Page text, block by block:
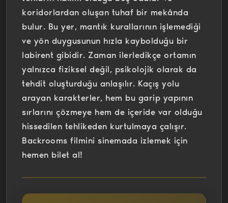
koridorlardan oluşan tuhaf bir mekânda
bulur. Bu yer, mantık kurallarının işlemediği
ve yön duygusunun hızla kaybolduğu bir
labirent gibidir. Zaman ilerledikçe ortamın
yalnızca fiziksel değil, psikolojik olarak da
tehdit oluşturduğu anlaşılır. Kaçış yolu
arayan karakterler, hem bu garip yapının
sırlarını çözmeye hem de içeride var olduğu
hissedilen tehlikeden kurtulmaya çalışır.
Backrooms filmini sinemada izlemek için
hemen bilet al!